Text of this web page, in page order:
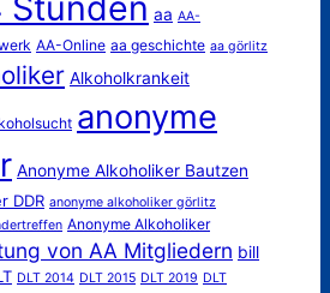
aa AA-
AA-Online aa geschichte aa görlitz
Alkoholkrankeit
anonyme
Anonyme Alkoholiker Bautzen
DDR anonyme alkoholiker görlitz
Anonyme Alkoholiker
von AA Mitgliedern bill
DLT 2014 DLT 2015 DLT 2019 DLT